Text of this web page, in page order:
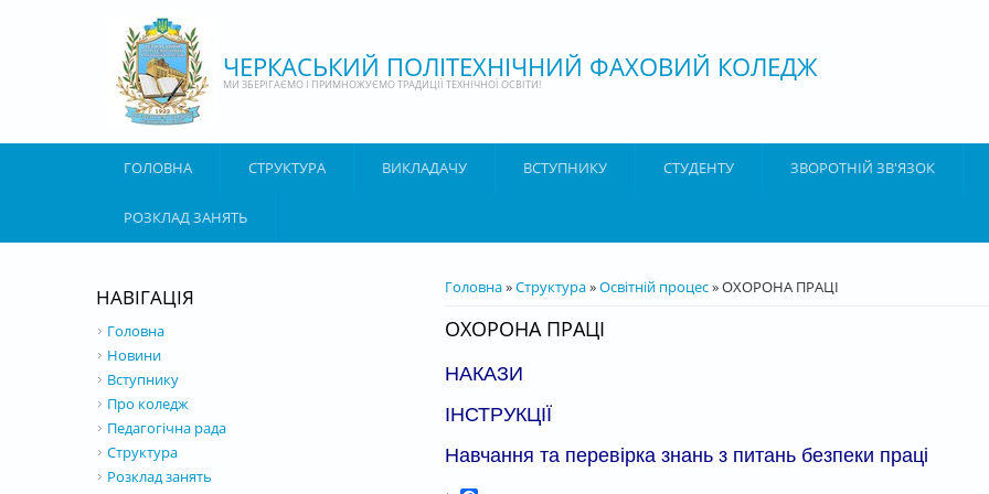
ЧЕРКАСЬКИЙ ПОЛІТЕХНІЧНИЙ ФАХОВИЙ КОЛЕДЖ
МИ ЗБЕРІГАЄМО І ПРИМНОЖУЄМО ТРАДИЦІЇ ТЕХНІЧНОЇ ОСВІТИ!
ГОЛОВНА СТРУКТУРА ВИКЛАДАЧУ ВСТУПНИКУ СТУДЕНТУ ЗВОРОТНІЙ ЗВ'ЯЗОК
РОЗКЛАД ЗАНЯТЬ
ВИ Є ТУТ
Головна»Структура»Освітній процес» ОХОРОНА ПРАЦІ
ОХОРОНА ПРАЦІ
НАКАЗИ
ІНСТРУКЦІЇ
Навчання та перевірка знань з питань безпеки праці
НАВІГАЦІЯ
Головна
Новини
Вступнику
Про коледж
Педагогічна рада
Структура
Розклад занять